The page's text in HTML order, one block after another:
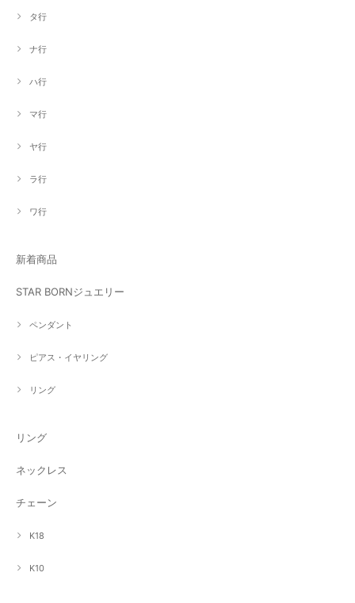
タ行
ナ行
ハ行
マ行
ヤ行
ラ行
ワ行
新着商品
STAR BORNジュエリー
ペンダント
ピアス・イヤリング
リング
リング
ネックレス
チェーン
K18
K10